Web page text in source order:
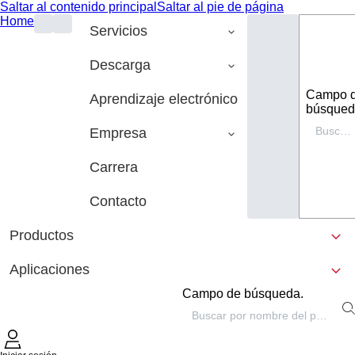
Saltar al contenido principal Saltar al pie de página
Home
Servicios
Descarga
Aprendizaje electrónico
Empresa
Carrera
Contacto
Campo
Productos
Aplicaciones
Campo de búsqueda.